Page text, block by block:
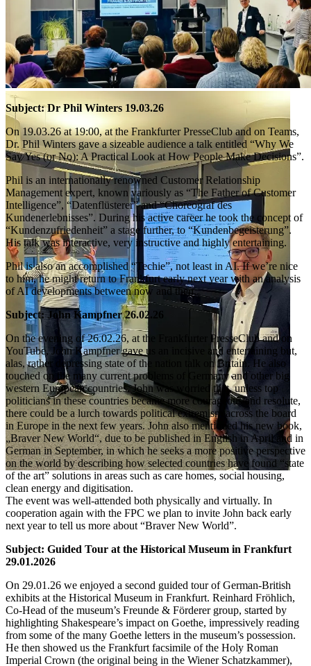
Subject: Dr Phil Winters 19.03.26
On 19.03.26 at 19:00, at the Frankfurter PresseClub and on Teams,
Dr. Phil Winters gave a sizeable audience a talk entitled “Why We
Say Yes (or No): A Practical Look at How People Make Decisions”.
Phil is an internationally renowned Customer Relationship
Management expert, known variously as “The Father of Customer
Intelligence”, “Datenflüsterer” and “Choreograf des
Kundenerlebnisses”. During his active career he took the concept of
“Kundenzufriedenheit” a stage further, to “Kundenbegeisterung”.
His talk was interactive, very instructive and highly entertaining.
Phil is also an accomplished “Techie”, not least in AI. If we’re nice
to him, he might return to Frankfurt early next year with an analysis
of AI developments between now and then.
Subject: John Kampfner 26.02.26
On the evening of 26.02.26, at the Frankfurter PresseClub and on
YouTube, John Kampfner gave us an incisive and entertaining but,
alas, rather depressing state of the nation talk on Britain. He also
touched on the many current problems of Germany and other big
western European countries. John was worried that, unless top
politicians in these countries became more courageous and resolute,
there could be a lurch towards political extremism across the board
in Europe in the next few years. John also mentioned his new book,
„Braver New World“, due to be published in English in April and in
German in September, in which he seeks a more positive perspective
on the world by describing how selected countries have found “state
of the art” solutions in areas such as care homes, social housing,
clean energy and digitisation.
The event was well-attended both physically and virtually. In
cooperation again with the FPC we plan to invite John back early
next year to tell us more about “Braver New World”.
Subject: Guided Tour at the Historical Museum in Frankfurt
29.01.2026
On 29.01.26 we enjoyed a second guided tour of German-British
exhibits at the Historical Museum in Frankfurt. Reinhard Fröhlich,
Co-Head of the museum’s Freunde & Förderer group, started by
highlighting Shakespeare’s impact on Goethe, impressively reading
from some of the many Goethe letters in the museum’s possession.
He then showed us the Frankfurt facsimile of the Holy Roman
Imperial Crown (the original being in the Wiener Schatzkammer),